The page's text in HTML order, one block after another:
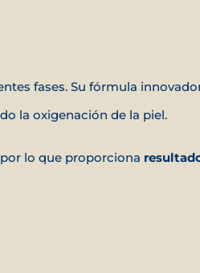
fases. Su fórmula
la oxigenación de la piel.
lo que proporciona